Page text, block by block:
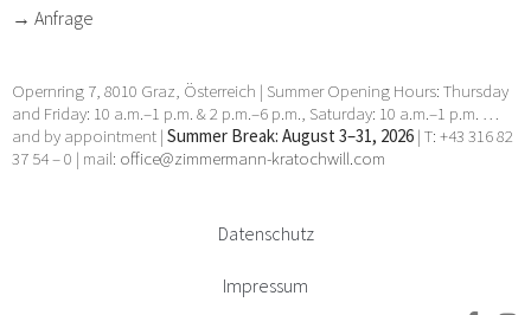
→ Anfrage
Opernring 7, 8010 Graz, Österreich | Summer Opening Hours: Thursday
and Friday: 10 a.m.–1 p.m. & 2 p.m.–6 p.m., Saturday: 10 a.m.–1 p.m. …
and by appointment | Summer Break: August 3–31, 2026 | T: +43 316 82
37 54 – 0 | mail: office@zimmermann-kratochwill.com
Datenschutz
Impressum